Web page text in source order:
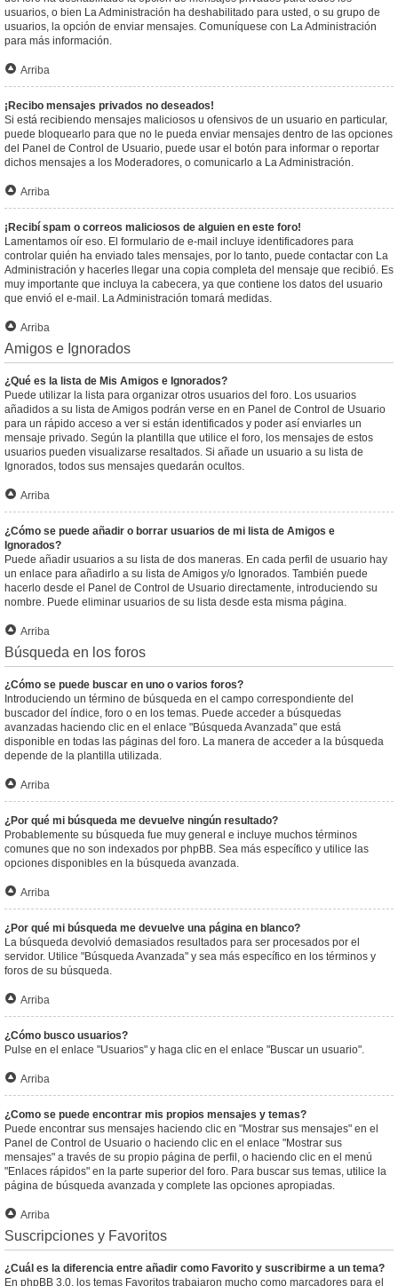
usuarios, o bien La Administración ha deshabilitado para usted, o su grupo de
usuarios, la opción de enviar mensajes. Comuníquese con La Administración
para más información.
Arriba
¡Recibo mensajes privados no deseados!
Si está recibiendo mensajes maliciosos u ofensivos de un usuario en particular,
puede bloquearlo para que no le pueda enviar mensajes dentro de las opciones
del Panel de Control de Usuario, puede usar el botón para informar o reportar
dichos mensajes a los Moderadores, o comunicarlo a La Administración.
Arriba
¡Recibí spam o correos maliciosos de alguien en este foro!
Lamentamos oír eso. El formulario de e-mail incluye identificadores para
controlar quién ha enviado tales mensajes, por lo tanto, puede contactar con La
Administración y hacerles llegar una copia completa del mensaje que recibió. Es
muy importante que incluya la cabecera, ya que contiene los datos del usuario
que envió el e-mail. La Administración tomará medidas.
Arriba
Amigos e Ignorados
¿Qué es la lista de Mis Amigos e Ignorados?
Puede utilizar la lista para organizar otros usuarios del foro. Los usuarios
añadidos a su lista de Amigos podrán verse en en Panel de Control de Usuario
para un rápido acceso a ver si están identificados y poder así enviarles un
mensaje privado. Según la plantilla que utilice el foro, los mensajes de estos
usuarios pueden visualizarse resaltados. Si añade un usuario a su lista de
Ignorados, todos sus mensajes quedarán ocultos.
Arriba
¿Cómo se puede añadir o borrar usuarios de mi lista de Amigos e
Ignorados?
Puede añadir usuarios a su lista de dos maneras. En cada perfil de usuario hay
un enlace para añadirlo a su lista de Amigos y/o Ignorados. También puede
hacerlo desde el Panel de Control de Usuario directamente, introduciendo su
nombre. Puede eliminar usuarios de su lista desde esta misma página.
Arriba
Búsqueda en los foros
¿Cómo se puede buscar en uno o varios foros?
Introduciendo un término de búsqueda en el campo correspondiente del
buscador del índice, foro o en los temas. Puede acceder a búsquedas
avanzadas haciendo clic en el enlace "Búsqueda Avanzada" que está
disponible en todas las páginas del foro. La manera de acceder a la búsqueda
depende de la plantilla utilizada.
Arriba
¿Por qué mi búsqueda me devuelve ningún resultado?
Probablemente su búsqueda fue muy general e incluye muchos términos
comunes que no son indexados por phpBB. Sea más específico y utilice las
opciones disponibles en la búsqueda avanzada.
Arriba
¿Por qué mi búsqueda me devuelve una página en blanco?
La búsqueda devolvió demasiados resultados para ser procesados por el
servidor. Utilice "Búsqueda Avanzada" y sea más específico en los términos y
foros de su búsqueda.
Arriba
¿Cómo busco usuarios?
Pulse en el enlace "Usuarios" y haga clic en el enlace "Buscar un usuario".
Arriba
¿Como se puede encontrar mis propios mensajes y temas?
Puede encontrar sus mensajes haciendo clic en "Mostrar sus mensajes" en el
Panel de Control de Usuario o haciendo clic en el enlace "Mostrar sus
mensajes" a través de su propio página de perfil, o haciendo clic en el menú
"Enlaces rápidos" en la parte superior del foro. Para buscar sus temas, utilice la
página de búsqueda avanzada y complete las opciones apropiadas.
Arriba
Suscripciones y Favoritos
¿Cuál es la diferencia entre añadir como Favorito y suscribirme a un tema?
En phpBB 3.0, los temas Favoritos trabajaron mucho como marcadores para el